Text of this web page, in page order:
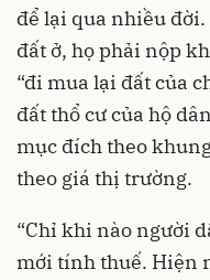
để lại qua nhiều
đất ở, họ phải nộp
“đi mua lại đất của
đất thổ cư của hộ
mục đích theo
theo giá thị trường.
“Chỉ khi nào người
mới tính thuế. Hiện